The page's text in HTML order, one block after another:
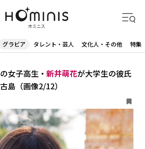
グラビア タレント・芸人 文化人・その他 特集
女子高生・ 新井萌花が大学生の彼氏
島（画像2/12）